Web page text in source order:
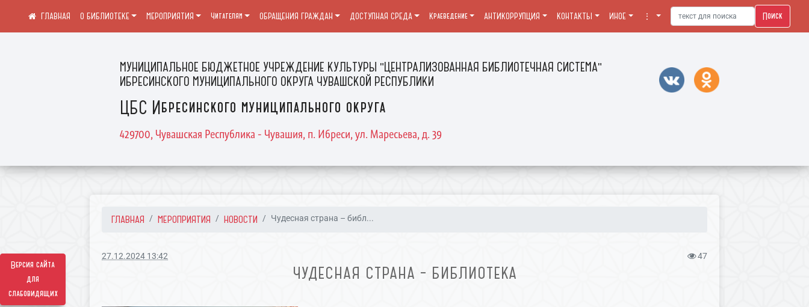
Версия сайта
для
слабовидящих
МУНИЦИПАЛЬНОЕ БЮДЖЕТНОЕ УЧРЕЖДЕНИЕ КУЛЬТУРЫ "ЦЕНТРАЛИЗОВАННАЯ БИБЛИОТЕЧНАЯ СИСТЕМА"
ИБРЕСИНСКОГО МУНИЦИПАЛЬНОГО ОКРУГА ЧУВАШСКОЙ РЕСПУБЛИКИ
ЦБС Ибресинского муниципального округа
429700, Чувашская Республика - Чувашия, п. Ибреси, ул. Маресьева, д. 39
О БИБЛИОТЕКЕ МЕРОПРИЯТИЯ Читателям ОБРАЩЕНИЯ ГРАЖДАН ДОСТУПНАЯ СРЕДА Краеведение АНТИКОРРУПЦИЯ КОНТАКТЫ ИНОЕ ⋮ Поиск
ГЛАВНАЯ МЕРОПРИЯТИЯ НОВОСТИ Чудесная страна – библ...
27.12.2024 13:42 47
ЧУДЕСНАЯ СТРАНА – БИБЛИОТЕКА